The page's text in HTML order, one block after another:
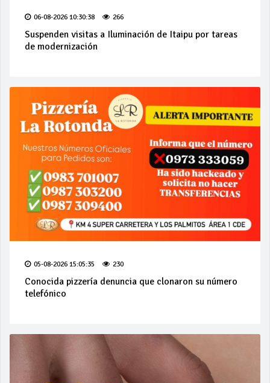
06-08-2026 10:30:38 266
Suspenden visitas a Iluminación de Itaipu por tareas
de modernización
05-08-2026 15:05:35 230
Conocida pizzería denuncia que clonaron su número
telefónico